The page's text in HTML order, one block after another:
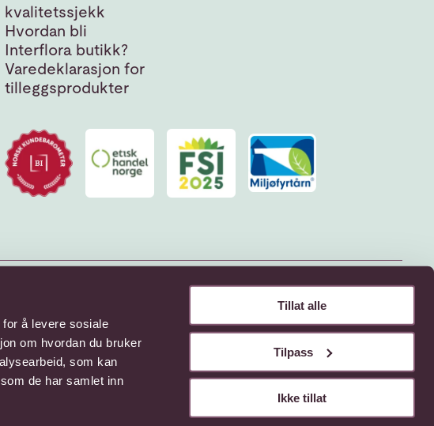
å levere sosiale
om hvordan du bruker
som kan
de har samlet inn
Tillat alle
Tilpass
Ikke tillat
kvalitetssjekk
Hvordan bli
Interflora butikk?
Varedeklarasjon for
tilleggsprodukter